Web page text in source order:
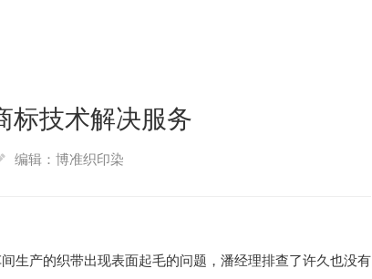
标技术解决服务
编辑：博准织印染
生产的织带出现表面起毛的问题，潘经理排查了许久也没有